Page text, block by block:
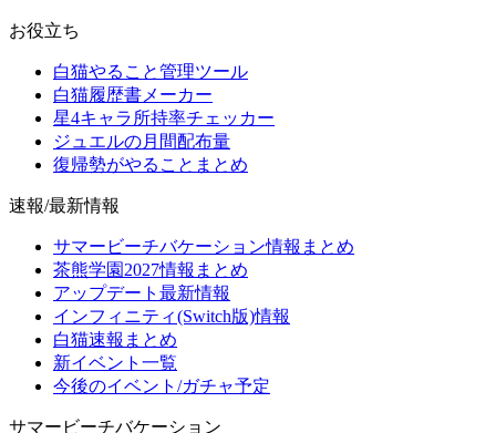
お役立ち
白猫やること管理ツール
白猫履歴書メーカー
星4キャラ所持率チェッカー
ジュエルの月間配布量
復帰勢がやることまとめ
速報/最新情報
サマービーチバケーション情報まとめ
茶熊学園2027情報まとめ
アップデート最新情報
インフィニティ(Switch版)情報
白猫速報まとめ
新イベント一覧
今後のイベント/ガチャ予定
サマービーチバケーション